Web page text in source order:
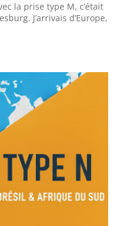
la prise type M, c’était
J’arrivais d’Europe,